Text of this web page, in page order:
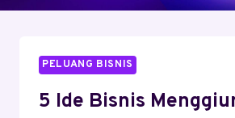
PELUANG BISNIS
5 Ide Bisnis